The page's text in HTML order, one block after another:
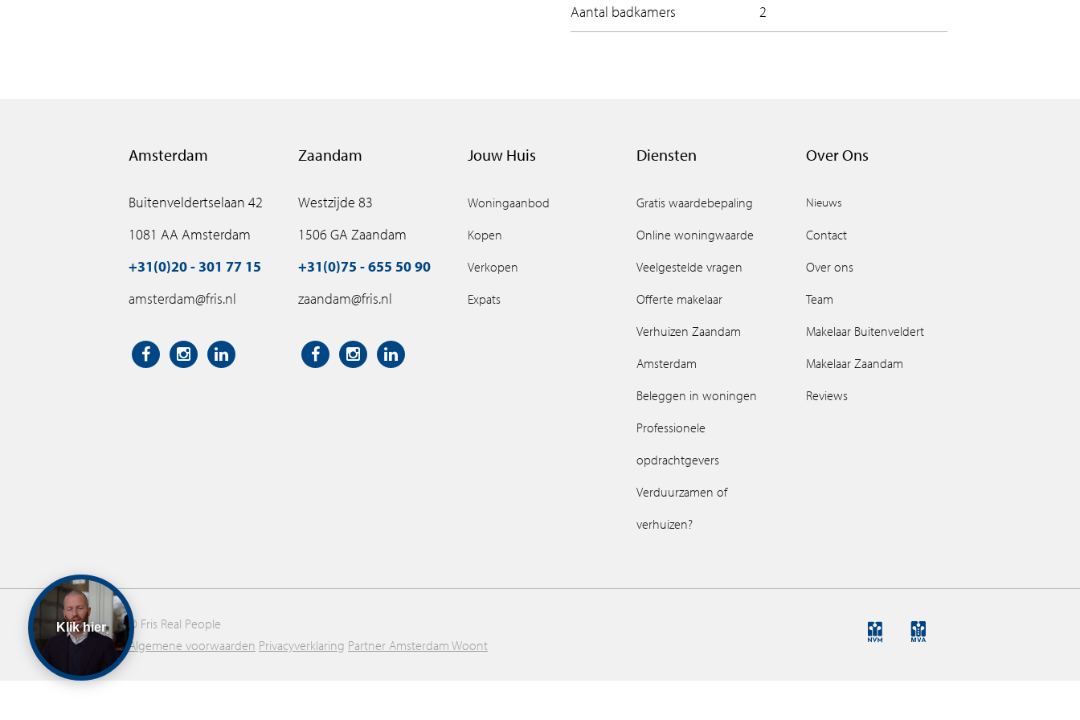
Aantal badkamers 2
Amsterdam
Buitenveldertselaan 42
1081 AA Amsterdam
+31(0)20 - 301 77 15
amsterdam@fris.nl
Zaandam
Westzijde 83
1506 GA Zaandam
+31(0)75 - 655 50 90
zaandam@fris.nl
Jouw Huis
Woningaanbod
Kopen
Verkopen
Expats
Diensten
Gratis waardebepaling
Online woningwaarde
Veelgestelde vragen
Offerte makelaar
Verhuizen Zaandam
Amsterdam
Beleggen in woningen
Professionele
opdrachtgevers
Verduurzamen of
verhuizen?
Over Ons
Nieuws
Contact
Over ons
Team
Makelaar Buitenveldert
Makelaar Zaandam
Reviews
© Fris Real People
Algemene voorwaarden Privacyverklaring Partner Amsterdam Woont
Klik hier